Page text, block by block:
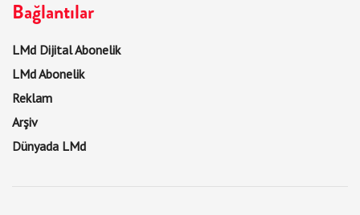
Bağlantılar
LMd Dijital Abonelik
LMd Abonelik
Reklam
Arşiv
Dünyada LMd